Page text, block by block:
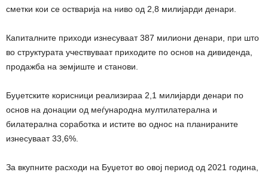
сметки кои се остварија на ниво од 2,8 милијарди денари.
Капиталните приходи изнесуваат 387 милиони денари, при што
во структурата учествуваат приходите по основ на дивиденда,
продажба на земјиште и станови.
Буџетските корисници реализираа 2,1 милијарди денари по
основ на донации од меѓународна мултилатерална и
билатерална соработка и истите во однос на планираните
изнесуваат 33,6%.
За вкупните расходи на Буџетот во овој период од 2021 година,